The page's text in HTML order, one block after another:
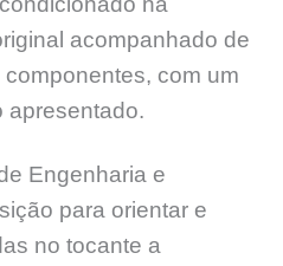
acompanhado de
com um
apresentado.
Engenharia e
para orientar e
no tocante a